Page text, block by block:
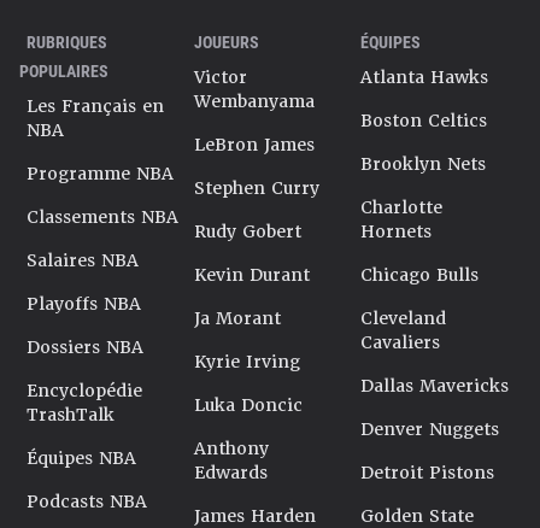
RUBRIQUES
POPULAIRES
Les Français en
NBA
Programme NBA
Classements NBA
Salaires NBA
Playoffs NBA
Dossiers NBA
Encyclopédie
TrashTalk
Équipes NBA
Podcasts NBA
JOUEURS
Victor
Wembanyama
LeBron James
Stephen Curry
Rudy Gobert
Kevin Durant
Ja Morant
Kyrie Irving
Luka Doncic
Anthony
Edwards
James Harden
ÉQUIPES
Atlanta Hawks
Boston Celtics
Brooklyn Nets
Charlotte
Hornets
Chicago Bulls
Cleveland
Cavaliers
Dallas Mavericks
Denver Nuggets
Detroit Pistons
Golden State